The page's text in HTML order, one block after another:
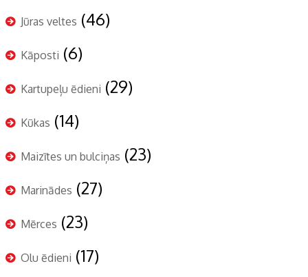
Jūras veltes (46)
Kāposti (6)
Kartupeļu ēdieni (29)
Kūkas (14)
Maizītes un bulciņas (23)
Marinādes (27)
Mērces (23)
Olu ēdieni (17)